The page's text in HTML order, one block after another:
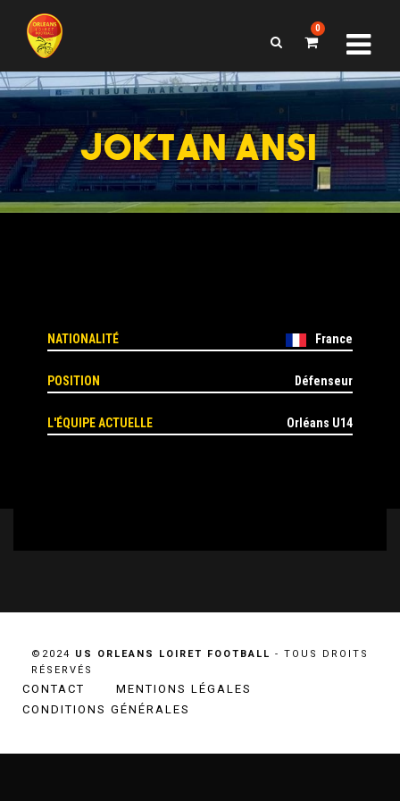
0
JOKTAN ANSI
NATIONALITÉ France
POSITION Défenseur
L'ÉQUIPE ACTUELLE Orléans U14
©2024 US ORLEANS LOIRET FOOTBALL - TOUS DROITS
RÉSERVÉS
CONTACT
MENTIONS LÉGALES
CONDITIONS GÉNÉRALES